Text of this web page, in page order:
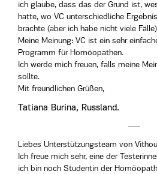
ich glaube, dass das der Grund ist,
hatte, wo VC unterschiedliche
brachte (aber ich habe nicht viele
Meine Meinung: VC ist ein sehr
Programm für Homöopathen.
Ich werde mich freuen, falls meine
sollte.
Mit freundlichen Grüßen,
Tatiana Burina, Russland.
Liebes Unterstützungsteam von
Ich freue mich sehr, eine der
ich bin noch Studentin der